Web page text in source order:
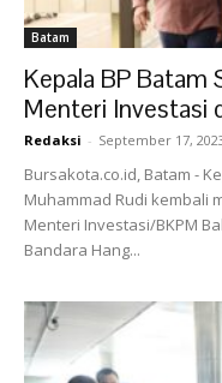
Batam
Kepala BP Batam
Menteri Investasi
Redaksi - September 17,
Bursakota.co.id, Batam -
Muhammad Rudi kembali
Menteri Investasi/BKPM
Bandara Hang...